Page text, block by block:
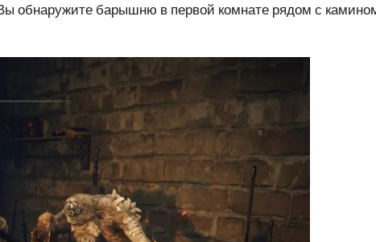
обнаружите барышню в первой комнате рядом с